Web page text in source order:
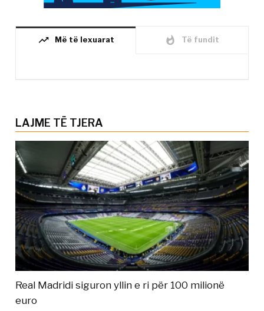
trending_up Më të lexuarat whatshot Të fundit
LAJME TË TJERA
Real Madridi siguron yllin e ri për 100 milionë
euro